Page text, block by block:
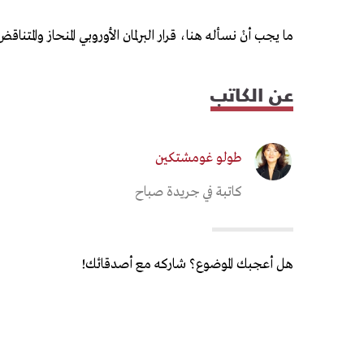
ما يجب أنْ نسأله هنا، قرار البرلمان الأوروبي المنحاز
عن الكاتب
طولو غومشتكين
كاتبة في جريدة صباح
هل أعجبك الموضوع؟ شاركه مع أصدقائك!